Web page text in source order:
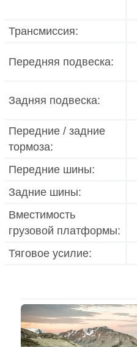
Трансмиссия:
Передняя подвеска:
Задняя подвеска:
Передние / задние
тормоза:
Передние шины:
Задние шины:
Вместимость
грузовой платформы:
Тяговое усилие: